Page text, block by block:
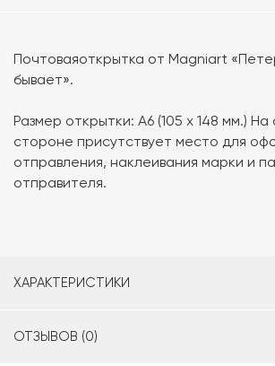
Почтоваяоткрытка от Magniart
бывает».
Размер открытки: А6 (105 х 148 мм.)
стороне присутствует место для
отправления, наклеивания марки и
отправителя.
ХАРАКТЕРИСТИКИ
ОТЗЫВОВ (0)